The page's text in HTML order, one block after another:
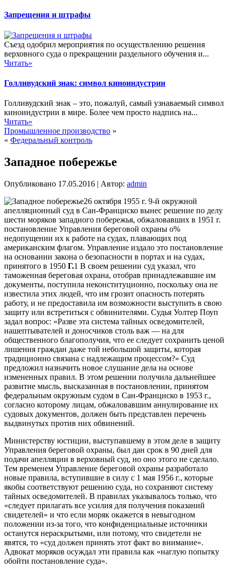
Запрещения и штрафы
Съезд одобрил мероприятия по осуществлению решения
верховного суда о прекращении раздельного обучения и...
Читать»
Голливудский знак: символ киноиндустрии
Голливудский знак – это, пожалуй, самый узнаваемый символ
киноиндустрии в мире. Более чем просто надпись на...
Читать»
Промышленное производство »
« Федеральный контроль
Западное побережье
Опубликовано 17.05.2016 | Автор: admin
26 октября 1955 г. 9-й окружной
апелляционный суд в Сан-Франциско вынес решение по делу
шести моряков западного побережья, обжаловавших в 1951 г.
постановление Управления береговой охраны о%
недопущении их к работе на судах, плавающих под
американским флагом. Управление издало это постановление
на основании закона о безопасности в портах и на судах,
принятого в 1950 Г.1 В своем решении суд указал, что
таможенная береговая охрана, отобрав принадлежавшие им
документы, поступила неконституционно, поскольку она не
известила этих людей, что им грозит опасность потерять
работу, и не предоставила им возможности выступить в свою
защиту или встретиться с обвинителями. Судья Уолтер Поуп
задал вопрос: «Разве эта система тайных осведомителей,
нашептывателей и доносчиков столь важ — на для
общественного благополучия, что ее следует сохранить ценой
лишения граждан даже той небольшой защиты, которая
традиционно связана с надлежащим процессом?» Суд
предложил назначить новое слушание дела на основе
измененных правил. В этом решении получила дальнейшее
развитие мысль, высказанная в постановлении, принятом
федеральным окружным судом в Сан-Франциско в 1953 г.,
согласно которому лицам, обжаловавшим аннулирование их
судовых документов, должен быть представлен перечень
выдвинутых против них обвинений.
Министерству юстиции, выступавшему в этом деле в защиту
Управления береговой охраны, был дан срок в 90 дней для
подачи апелляции в верховный суд, но оно этого не сделало.
Тем временем Управление береговой охраны разработало
новые правила, вступившие в силу с 1 мая 1956 г., которые
якобы соответствуют решению суда, но сохраняют систему
тайных осведомителей. В правилах указывалось только, что
«следует прилагать все усилия для получения показаний
свидетелей» и что если моряк окажется в невыгодном
положении из-за того, что конфиденциальные источники
останутся нераскрытыми, или потому, что свидетели не
явятся, то «суд должен принять этот факт во внимание».
Адвокат моряков осуждал эти правила как «наглую попытку
обойти постановление суда».